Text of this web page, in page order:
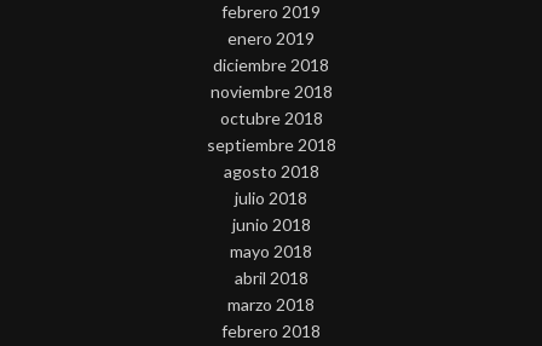
febrero 2019
enero 2019
diciembre 2018
noviembre 2018
octubre 2018
septiembre 2018
agosto 2018
julio 2018
junio 2018
mayo 2018
abril 2018
marzo 2018
febrero 2018